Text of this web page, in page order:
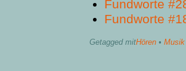
Fundworte
Fundworte
Getagged mitHören • Musik